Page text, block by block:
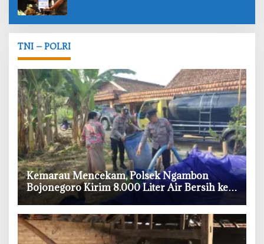
TNI – POLRI
‎Kemarau Mencekam, Polsek Ngambon
Bojonegoro Kirim 8.000 Liter Air Bersih ke
Warga Bondol